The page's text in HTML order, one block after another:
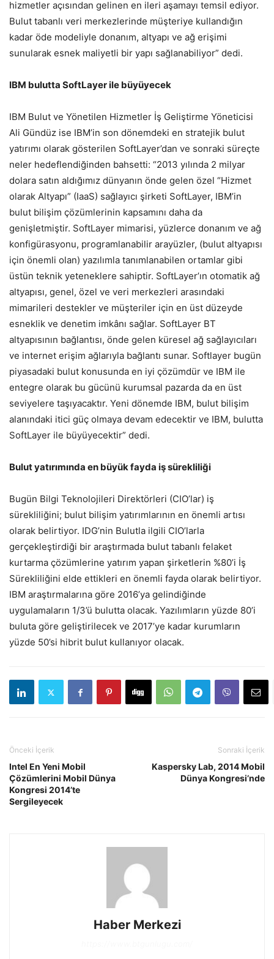
hizmetler açısından gelinen en ileri aşamayı temsil ediyor.
Bulut tabanlı veri merkezlerinde müşteriye kullandığın
kadar öde modeliyle donanım, altyapı ve ağ erişimi
sunularak esnek maliyetli bir yapı sağlanabiliyor” dedi.
IBM bulutta SoftLayer ile büyüyecek
IBM Bulut ve Yönetilen Hizmetler İş Geliştirme Yöneticisi
Ali Gündüz ise IBM’in son dönemdeki en stratejik bulut
yatırımı olarak gösterilen SoftLayer’dan ve sonraki süreçte
neler hedeflendiğinden bahsetti: “2013 yılında 2 milyar
dolara satın aldığımız dünyanın önde gelen özel “Hizmet
olarak Altyapı” (IaaS) sağlayıcı şirketi SoftLayer, IBM’in
bulut bilişim çözümlerinin kapsamını daha da
genişletmiştir. SoftLayer mimarisi, yüzlerce donanım ve ağ
konfigürasyonu, programlanabilir arayüzler, (bulut altyapısı
için önemli olan) yazılımla tanımlanabilen ortamlar gibi
üstün teknik yeteneklere sahiptir. SoftLayer’ın otomatik ağ
altyapısı, genel, özel ve veri merkezleri arasındaki
mimarileri destekler ve müşteriler için en üst düzeyde
esneklik ve denetim imkânı sağlar. SoftLayer BT
altyapısının bağlantısı, önde gelen küresel ağ sağlayıcıları
ve internet erişim ağlarıyla bağlantı sunar. Softlayer bugün
piyasadaki bulut konusunda en iyi çözümdür ve IBM ile
entegre olarak bu gücünü kurumsal pazarda da en üst
seviyelere taşıyacaktır. Yeni dönemde IBM, bulut bilişim
alanındaki itici güç olmaya devam edecektir ve IBM, bulutta
SoftLayer ile büyüyecektir” dedi.
Bulut yatırımında en büyük fayda iş sürekliliği
Bugün Bilgi Teknolojileri Direktörleri (CIO’lar) iş
sürekliliğini; bulut bilişim yatırımlarının en önemli artısı
olarak belirtiyor. IDG’nin Bulutla ilgili CIO’larla
gerçekleştirdiği bir araştırmada bulut tabanlı felaket
kurtarma çözümlerine yatırım yapan şirketlerin %80’i İş
Sürekliliğini elde ettikleri en önemli fayda olarak belirtiyor.
IBM araştırmalarına göre 2016’ya gelindiğinde
uygulamaların 1/3’ü bulutta olacak. Yazılımların yüzde 80’i
buluta göre geliştirilecek ve 2017’ye kadar kurumların
yüzde 50’si hibrit bulut kullanıyor olacak.
Önceki İçerik
Intel En Yeni Mobil
Çözümlerini Mobil Dünya
Kongresi 2014’te
Sergileyecek
Sonraki İçerik
Kaspersky Lab, 2014 Mobil
Dünya Kongresi’nde
Haber Merkezi